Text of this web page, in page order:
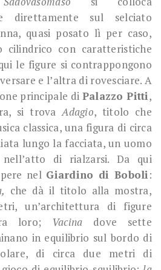
direttamente sul selciato
quasi posato lì per caso,
cilindrico con caratteristiche
le figure si contrappongono
e l’altra di rovesciare. A
principale di Palazzo Pitti,
si trovaAdagio, titolo che
classica, una figura di circa
lungo la facciata, un uomo
nell’atto di rialzarsi. Da qui
nel Giardino di Boboli:
che dà il titolo alla mostra,
un’architettura di figure
loro; Vacina dove sette
in equilibrio sul bordo di
di circa due metri di